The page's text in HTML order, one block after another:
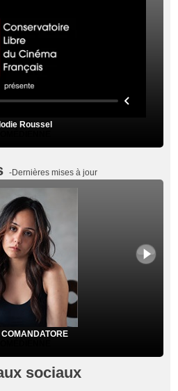
Roussel
-Dernières mises à jour
sociaux